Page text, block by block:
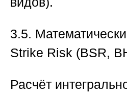
3.5.
Strike Risk (BSR,
Расчёт